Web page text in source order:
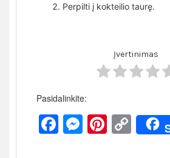
Perpilti į kokteilio taurę.
Įvertinimas
Pasidalinkite:
Facebook
Link